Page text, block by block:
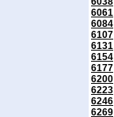
6061
6084
6107
6131
6154
6177
6200
6223
6246
6269